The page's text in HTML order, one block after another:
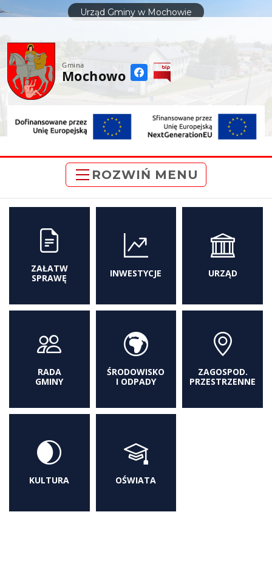
treści
Urząd Gminy w Mochowie
Gmina
Mochowo
ROZWIŃ MENU
ZAŁATW
SPRAWĘ
INWESTYCJE URZĄD
RADA
GMINY
ŚRODOWISKO
I ODPADY
ZAGOSPOD.
PRZESTRZENNE
KULTURA OŚWIATA